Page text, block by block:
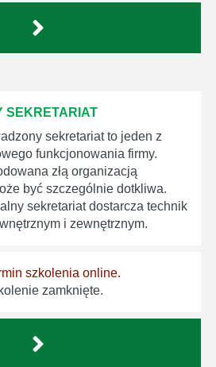
SEKRETARIAT
sekretariat to jeden z
funkcjonowania firmy.
złą organizacją
być szczególnie dotkliwa.
sekretariat dostarcza technik
i zewnętrznym.
szkolenia online.
zamknięte.